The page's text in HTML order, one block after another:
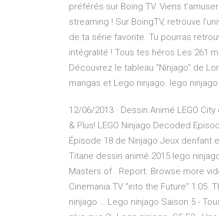
préférés sur Boing TV. Viens
streaming ! Sur BoingTV, retrouve
de ta série favorite. Tu pourras
intégralité ! Tous tes héros Les 261
Découvrez le tableau "Ninjago" de
mangas et Lego ninjago. lego
12/06/2013 · Dessin Animé LEGO
& Plus! LEGO Ninjago Decoded
Épisode 18 de Ninjago Jeux denfant
Titane dessin animé 2015 lego
Masters of . Report. Browse more
Cinemania.TV "into the Future" 1:05.
ninjago … Lego ninjago Saison 5 -